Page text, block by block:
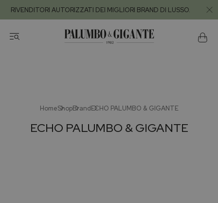
RIVENDITORI AUTORIZZATI DEI MIGLIORI BRAND DI LUSSO.
HomeShopBrandECHO PALUMBO & GIGANTE
ECHO PALUMBO & GIGANTE